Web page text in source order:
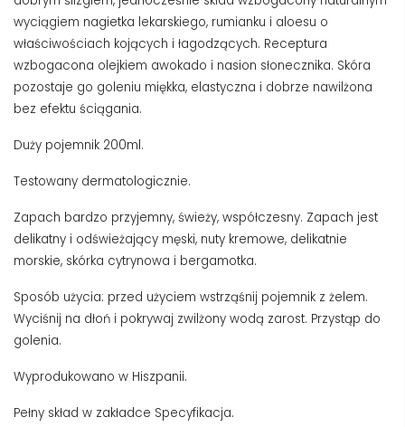
wyciągiem nagietka lekarskiego, rumianku i aloesu o
właściwościach kojących i łagodzących. Receptura
wzbogacona olejkiem awokado i nasion słonecznika. Skóra
pozostaje go goleniu miękka, elastyczna i dobrze nawilżona
bez efektu ściągania.
Duży pojemnik 200ml.
Testowany dermatologicznie.
Zapach bardzo przyjemny, świeży, współczesny. Zapach jest
delikatny i odświeżający męski, nuty kremowe, delikatnie
morskie, skórka cytrynowa i bergamotka.
Sposób użycia: przed użyciem wstrząśnij pojemnik z żelem.
Wyciśnij na dłoń i pokrywaj zwilżony wodą zarost. Przystąp do
golenia.
Wyprodukowano w Hiszpanii.
Pełny skład w zakładce Specyfikacja.